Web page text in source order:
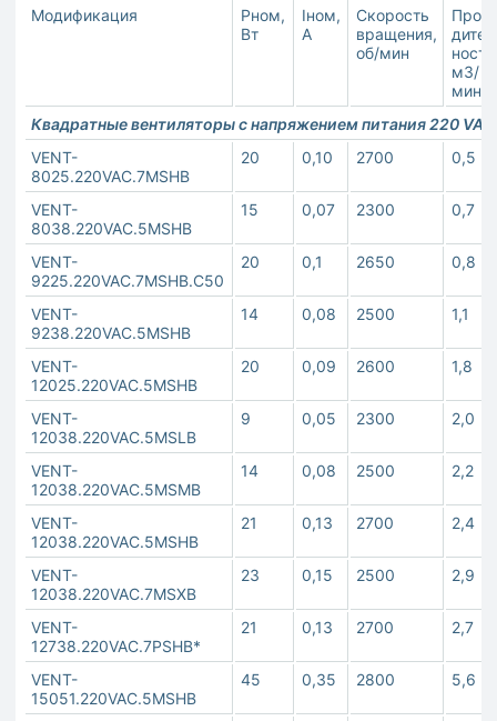
Модификация
Pном,
Вт
Iном,
А
Скорость
вращения,
об/мин
м3/
мин**
Квадратные вентиляторы с напряжением питания 220 VAC
VENT-
8025.220VAC.7MSHB
20 0,10 2700 0,5
VENT-
8038.220VAC.5MSHB
15 0,07 2300 0,7
VENT-
9225.220VAC.7MSHB.C50
20 0,1 2650 0,8
VENT-
9238.220VAC.5MSHB
14 0,08 2500 1,1
VENT-
12025.220VAC.5MSHB
20 0,09 2600 1,8
VENT-
12038.220VAC.5MSLB
9 0,05 2300 2,0
VENT-
12038.220VAC.5MSMB
14 0,08 2500 2,2
VENT-
12038.220VAC.5MSHB
21 0,13 2700 2,4
VENT-
12038.220VAC.7MSXB
23 0,15 2500 2,9
VENT-
12738.220VAC.7PSHB*
21 0,13 2700 2,7
VENT-
15051.220VAC.5MSHB
45 0,35 2800 5,6